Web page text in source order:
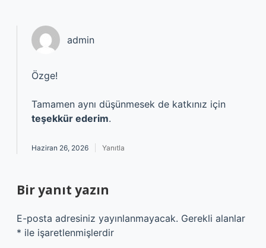
admin
Özge!
Tamamen aynı düşünmesek de katkınız için
teşekkür ederim.
Haziran 26, 2026 Yanıtla
Bir yanıt yazın
E-posta adresiniz yayınlanmayacak. Gerekli alanlar
* ile işaretlenmişlerdir